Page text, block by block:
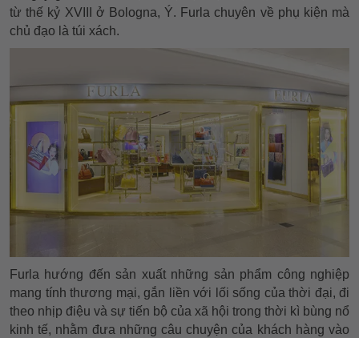
từ thế kỷ XVIII ở Bologna, Ý. Furla chuyên về phụ kiện mà
chủ đạo là túi xách.
Furla hướng đến sản xuất những sản phẩm công nghiệp
mang tính thương mại, gắn liền với lối sống của thời đại, đi
theo nhịp điệu và sự tiến bộ của xã hội trong thời kì bùng nổ
kinh tế, nhằm đưa những câu chuyện của khách hàng vào